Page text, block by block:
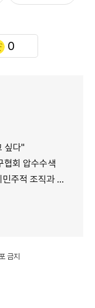
0
싶다"
협회 압수수색
직과 장기집권"
금지